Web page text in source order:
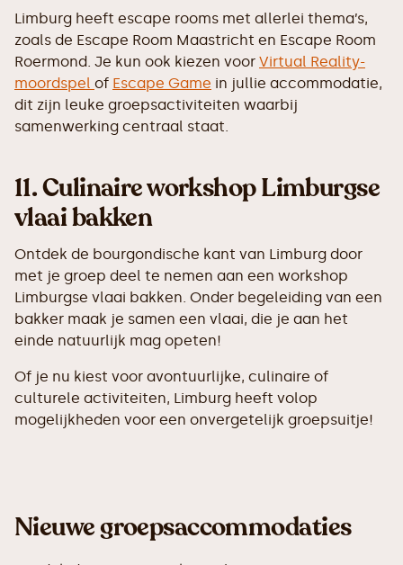
Limburg heeft escape rooms met allerlei thema’s,
zoals de Escape Room Maastricht en Escape Room
Roermond. Je kun ook kiezen voor Virtual Reality-
moordspel of Escape Game in jullie accommodatie,
dit zijn leuke groepsactiviteiten waarbij
samenwerking centraal staat.
11.Culinaire workshop Limburgse
vlaai bakken
Ontdek de bourgondische kant van Limburg door
met je groep deel te nemen aan een workshop
Limburgse vlaai bakken. Onder begeleiding van een
bakker maak je samen een vlaai, die je aan het
einde natuurlijk mag opeten!
Of je nu kiest voor avontuurlijke, culinaire of
culturele activiteiten, Limburg heeft volop
mogelijkheden voor een onvergetelijk groepsuitje!
Nieuwe groepsaccommodaties